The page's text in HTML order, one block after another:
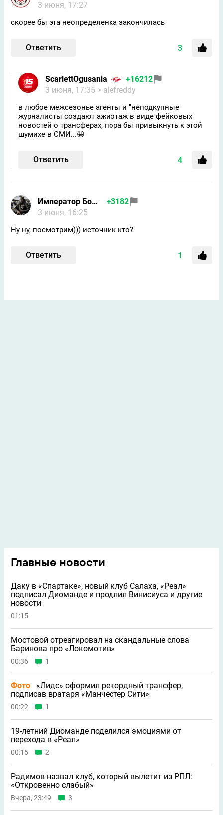
3 июня, 17:27
скорее бы эта неопределенка закончилась
Ответить 3
ScarlettOgusania
+16212
3 июня, 17:35 > alefreddy
в любое межсезонье агенты и "неподкупные"
журналисты создают ажиотаж в виде фейковых
новостей о трансферах, пора бы привыкнуть к этой
шумихе в СМИ...😀
Ответить 4
Император Бомжей
+3182
3 июня, 16:25
Ну ну, посмотрим))) источник кто?
Ответить 1
Главные новости
Даку в «Спартаке», новый клуб Салаха, «Реал»
подписал Диоманде и продлил Винисиуса и другие
новости
01:15
Мостовой отреагировал на скандальные слова
Баринова про «Локомотив»
00:36 1
Фото
«Лидс» оформил рекордный трансфер,
подписав вратаря «Манчестер Сити»
00:22 1
19-летний Диоманде поделился эмоциями от
перехода в «Реал»
00:15 2
Радимов назвал клуб, который вылетит из РПЛ:
«Откровенно слабый»
Вчера, 23:49 3